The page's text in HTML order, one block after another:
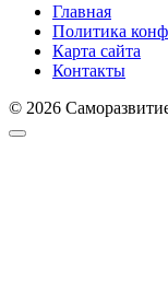
Главная
Политика
Карта сайта
Контакты
© 2026